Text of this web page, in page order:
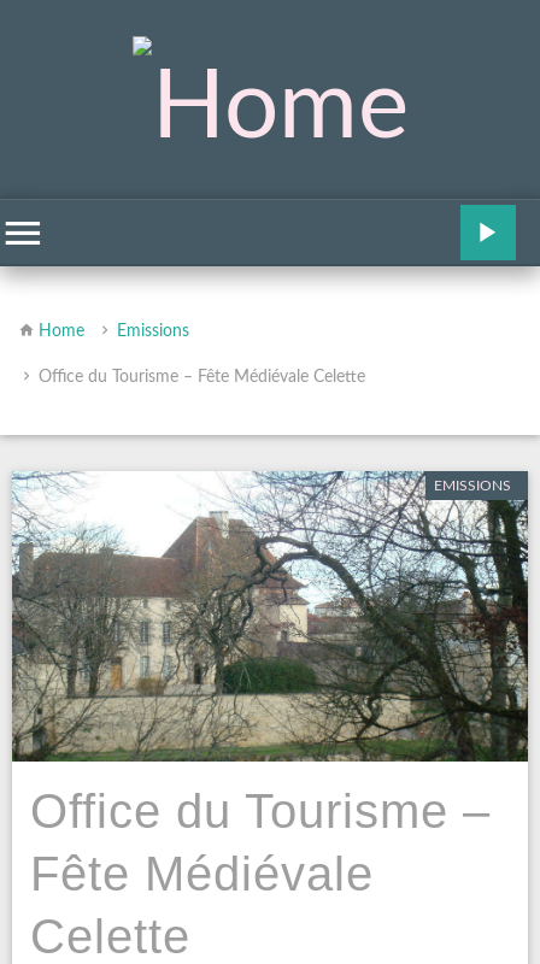
Home Emissions
Office du Tourisme – Fête Médiévale Celette
EMISSIONS
Office du Tourisme –
Fête Médiévale
Celette